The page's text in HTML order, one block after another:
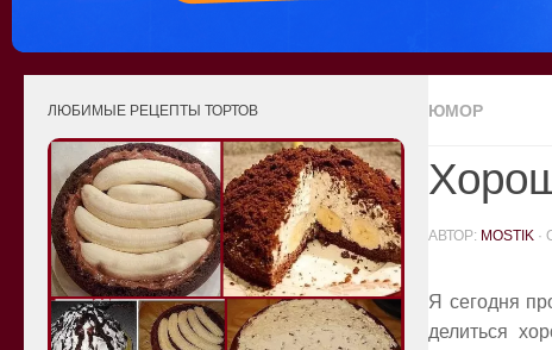
ЮМОР
АВТОР: MOSTIK ·
Я сегодня
делиться
ЛЮБИМЫЕ РЕЦЕПТЫ ТОРТОВ